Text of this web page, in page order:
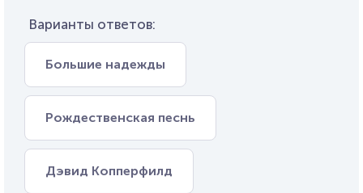
Варианты ответов:
Большие надежды
Рождественская песнь
Дэвид Копперфилд